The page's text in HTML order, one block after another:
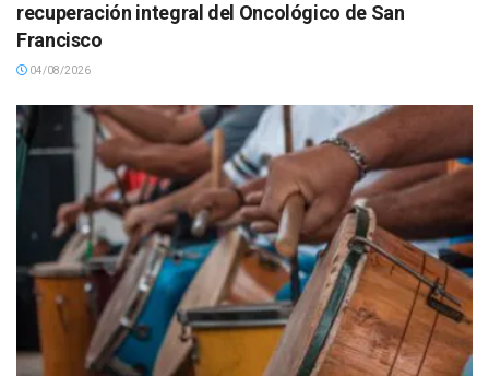
recuperación integral del Oncológico de San
Francisco
04/08/2026